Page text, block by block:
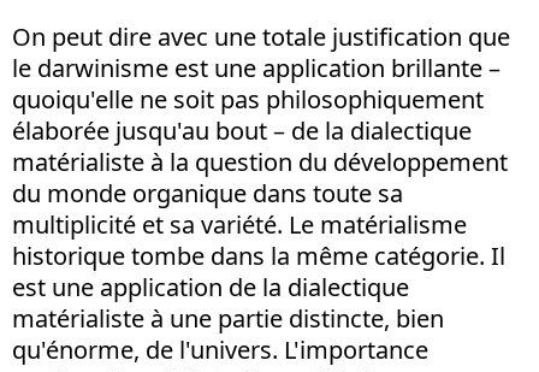
On peut dire avec une totale justification que
le darwinisme est une application brillante –
quoiqu'elle ne soit pas philosophiquement
élaborée jusqu'au bout – de la dialectique
matérialiste à la question du développement
du monde organique dans toute sa
multiplicité et sa variété. Le matérialisme
historique tombe dans la même catégorie. Il
est une application de la dialectique
matérialiste à une partie distincte, bien
qu'énorme, de l'univers. L'importance